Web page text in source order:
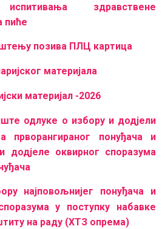
испитивања здравствене
пиће
позива ПЛЦ картица
материјала
материјал -2026
одлуке о избору и додјели
прворангираног понуђача и
оквирног споразума
најповољнијег понуђача и
у поступку набавке
на раду (ХТЗ опрема)